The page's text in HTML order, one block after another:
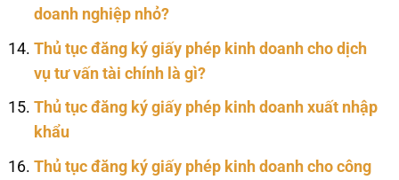
doanh nghiệp nhỏ?
Thủ tục đăng ký giấy phép kinh doanh cho dịch
vụ tư vấn tài chính là gì?
Thủ tục đăng ký giấy phép kinh doanh xuất nhập
khẩu
Thủ tục đăng ký giấy phép kinh doanh cho công